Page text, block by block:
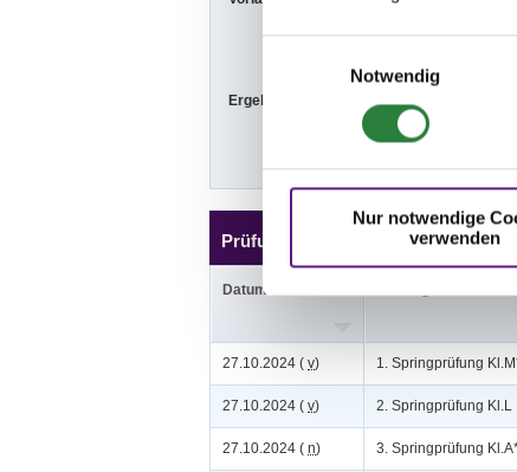
Notwendig
Nur notwendige
verwenden
Ergebnisse: Zu den
Prüfungen
Datum
27.10.2024 ( v) 1. Springprüfung
27.10.2024 ( v) 2. Springprüfung Kl.L
27.10.2024 ( n) 3. Springprüfung